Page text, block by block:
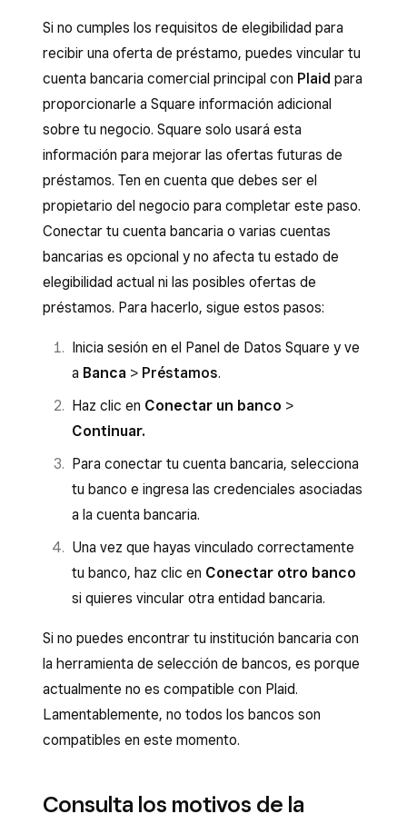
offer as other factors listed above are also
considered.
for payment confirmation and for your business
to be re-evaluated for another loan offer.
Si no cumples los requisitos de elegibilidad para
recibir una oferta de préstamo, puedes vincular tu
cuenta bancaria comercial principal con Plaid para
proporcionarle a Square información adicional
sobre tu negocio. Square solo usará esta
información para mejorar las ofertas futuras de
préstamos. Ten en cuenta que debes ser el
propietario del negocio para completar este paso.
Conectar tu cuenta bancaria o varias cuentas
bancarias es opcional y no afecta tu estado de
elegibilidad actual ni las posibles ofertas de
préstamos. Para hacerlo, sigue estos pasos:
Inicia sesión en el Panel de Datos Square y ve
a Banca > Préstamos.
Haz clic en Conectar un banco >
Continuar.
Para conectar tu cuenta bancaria, selecciona
tu banco e ingresa las credenciales asociadas
a la cuenta bancaria.
Una vez que hayas vinculado correctamente
tu banco, haz clic en Conectar otro banco
si quieres vincular otra entidad bancaria.
Si no puedes encontrar tu institución bancaria con
la herramienta de selección de bancos, es porque
actualmente no es compatible con Plaid.
Lamentablemente, no todos los bancos son
compatibles en este momento.
Consulta los motivos de la